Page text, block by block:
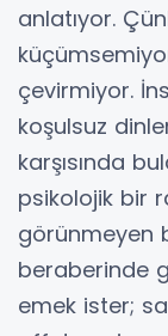
anlatıyor.
çevirmiyor.
koşulsuz
karşısında
psikolojik bir
görünmeyen
beraberinde
emek ister;